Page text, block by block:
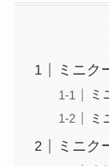
ミニク
ミ
ミ
ミニク